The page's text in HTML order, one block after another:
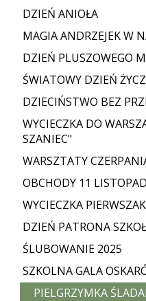
DZIEŃ ANIOŁA
MAGIA ANDRZEJEK W
DZIEŃ PLUSZOWEGO
ŚWIATOWY DZIEŃ
DZIECIŃSTWO BEZ
WYCIECZKA DO
SZANIEC"
WARSZTATY
OBCHODY 11
WYCIECZKA
DZIEŃ PATRONA
ŚLUBOWANIE 2025
SZKOLNA GALA
PIELGRZYMKA